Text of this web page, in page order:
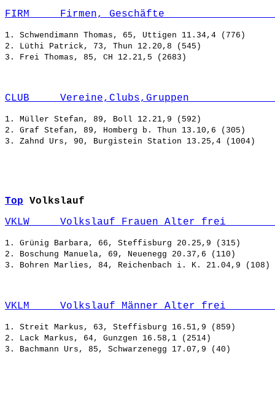
FIRM     Firmen, Geschäfte
1. Schwendimann Thomas, 65, Uttigen 11.34,4 (776)
2. Lüthi Patrick, 73, Thun 12.20,8 (545)
CLUB     Vereine,Clubs,Gruppen
1. Müller Stefan, 89, Boll 12.21,9 (592)
2. Graf Stefan, 89, Homberg b. Thun 13.10,6 (305)
Top
Volkslauf
VKLW     Volkslauf Frauen Alter frei
1. Grünig Barbara, 66, Steffisburg 20.25,9 (315)
2. Boschung Manuela, 69, Neuenegg 20.37,6 (110)
VKLM     Volkslauf Männer Alter frei
1. Streit Markus, 63, Steffisburg 16.51,9 (859)
2. Lack Markus, 64, Gunzgen 16.58,1 (2514)